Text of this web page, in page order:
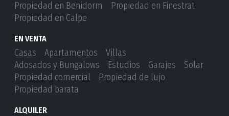
Propiedad en Benidorm
Propiedad en Finestrat
Propiedad en Calpe
EN VENTA
Casas Apartamentos
Villas
Adosados ​​y Bungalows
Estudios Garajes
Solar
Propiedad comercial
Propiedad de lujo
Propiedad barata
ALQUILER